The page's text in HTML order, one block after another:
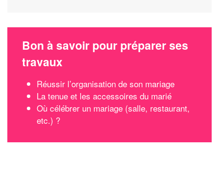
Bon à savoir pour préparer ses
travaux
Réussir l’organisation de son mariage
La tenue et les accessoires du marié
Où célébrer un mariage (salle, restaurant,
etc.) ?